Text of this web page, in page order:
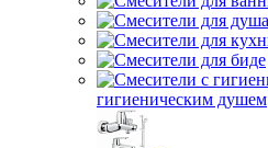
гигиеническим душем